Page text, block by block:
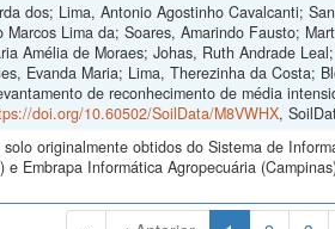
dos; Lima, Antonio Agostinho Cavalcanti;
Marcos Lima da; Soares, Amarindo Fausto;
Amélia de Moraes; Johas, Ruth Andrade
Evanda Maria; Lima, Therezinha da Costa;
de reconhecimento de média
doi.org/10.60502/SoilData/M8VWHX,
originalmente obtidos do Sistema de
e Embrapa Informática Agropecuária